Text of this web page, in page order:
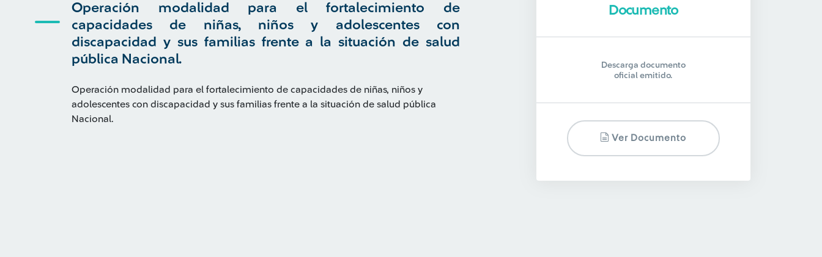
Operación modalidad para el fortalecimiento de
capacidades de niñas, niños y adolescentes con
discapacidad y sus familias frente a la situación de salud
pública Nacional.
Operación modalidad para el fortalecimiento de capacidades de niñas, niños y
adolescentes con discapacidad y sus familias frente a la situación de salud pública
Nacional.
Documento
Descarga documento
oficial emitido.
Ver Documento